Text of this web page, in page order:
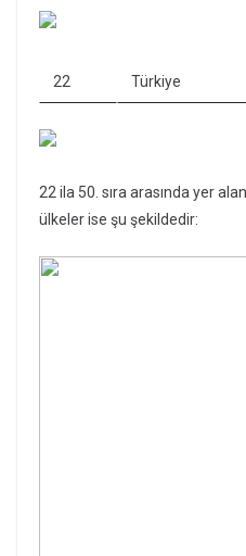
22 Türkiye
22 ila 50. sıra arasında yer
ülkeler ise şu şekildedir: